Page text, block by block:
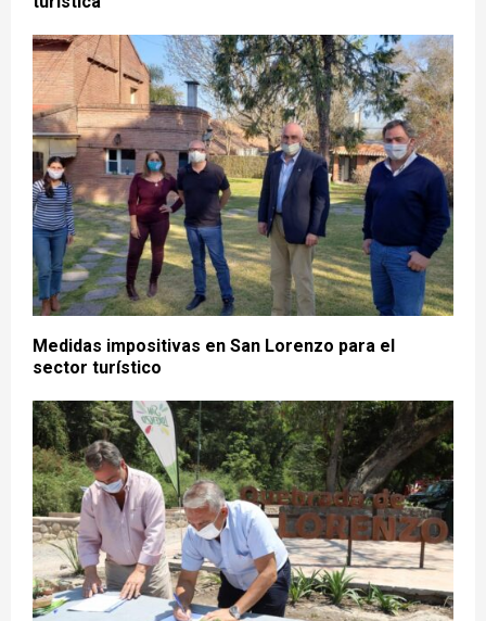
Medidas impositivas en San Lorenzo para el
sector turístico